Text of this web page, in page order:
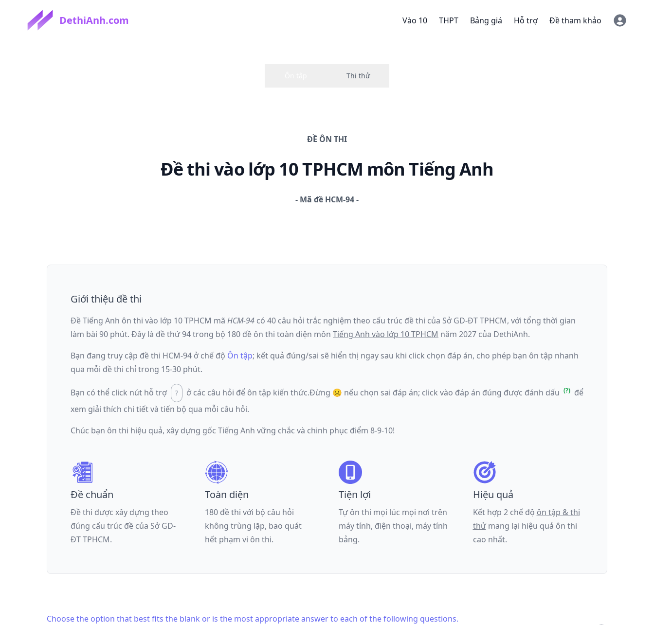
DethiAnh.com Vào 10 THPT Bảng giá Hỗ trợ Đề tham khảo
ĐỀ ÔN THI
Đề thivào lớp 10 TPHCM môn Tiếng Anh
- Mã đề HCM-94
Giới thiệu đề thi
Đề Tiếng Anh ôn thi vào lớp 10 TPHCM mã HCM-94 có 40 câu hỏi trắc nghiệm theo cấu trúc đề thi của Sở GD-ĐT TPHCM, với tổng thời gian
làm bài 90 phút. Đây là đềthứ 94trong bộ 180 đề ôn thi toàn diện môn Tiếng Anh vào lớp 10 TPHCM năm 2027 của DethiAnh.
Bạn đang truy cập đề thi HCM-94 ở chế độ Ôn tập; kết quả đúng/sai sẽ hiển thị ngay sau khi click chọn đáp án, cho phép bạn ôn tập nhanh
qua mỗi đề thi chỉ trong 15-30 phút.
Bạn có thể click nút hỗ trợ ở các câu hỏi để ôn tập kiến thức.Đừng ☹️ nếu chọn sai đáp án; click vào đáp án đúng được đánh dấu
để
xem giải thích chi tiết và tiến bộ qua mỗi câu hỏi.
Chúc bạn ôn thi hiệu quả, xây dựng gốc Tiếng Anh vững chắc và chinh phục điểm 8-9-10!
Đề chuẩn
Đề thi được xây dựng theo
đúng cấu trúc đề của Sở GD-
ĐT TPHCM.
Toàn diện
180 đề thi với bộ câu hỏi
không trùng lặp, bao quát
hết phạm vi ôn thi.
Tiện lợi
Tự ôn thi mọi lúc mọi nơi trên
máy tính, điện thoại, máy tính
bảng.
Hiệu quả
Kết hợp 2 chế độ ôn tập & thi
thửmang lại hiệu quả ôn thi
cao nhất.
Choose the option that best fits the blank or is the most appropriate answer to each of the following questions.